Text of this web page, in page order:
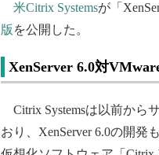
米Citrix Systemsが「
版 を公開した。
XenServer 6.0対
Citrix Systemsは以前から
おり、XenServer 6.0の開発